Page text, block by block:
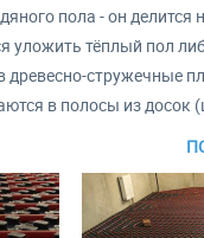
пола - он
уложить тёплый пол
стружечные
в полосы из досок